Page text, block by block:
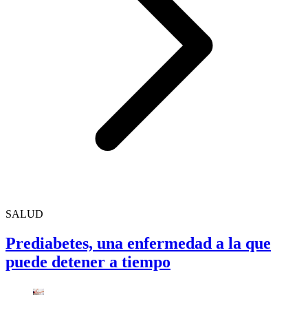
SALUD
Prediabetes, una enfermedad a la que
puede detener a tiempo